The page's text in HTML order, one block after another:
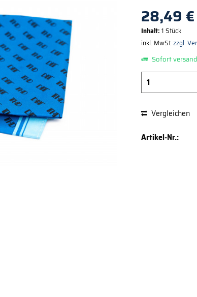
28,49
Inhalt: 1 Stück
inkl. MwSt. zzgl.
Sofort
Vergleichen
Artikel-Nr.: